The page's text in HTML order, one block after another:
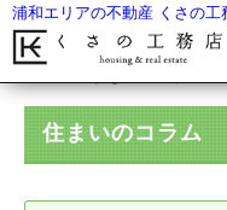
浦和エリアの不動産 くさの工
住まいのコラム